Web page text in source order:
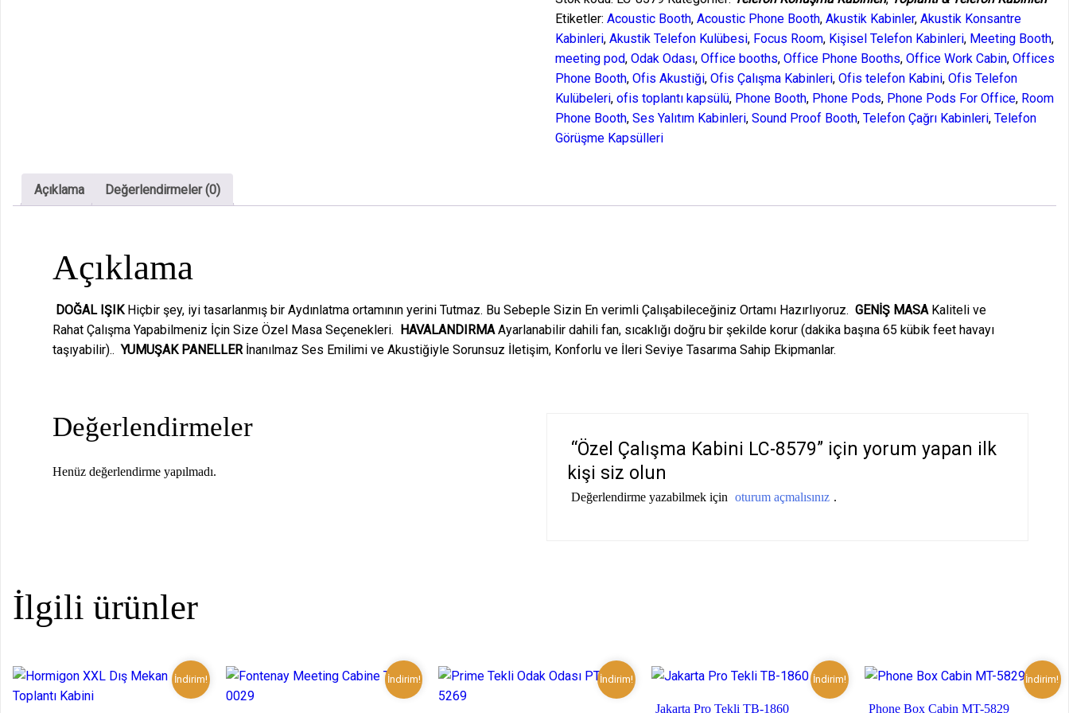
LC-
8579
adet
Etiketler:Acoustic Booth,Acoustic Phone Booth,Akustik Kabinler,Akustik Konsantre
Kabinleri,Akustik Telefon Kulübesi, Focus Room, Kişisel Telefon Kabinleri, Meeting Booth,
meeting pod,Odak Odası,Office booths,Office Phone Booths,Office Work Cabin,Offices
Phone Booth,Ofis Akustiği,Ofis Çalışma Kabinleri,Ofis telefon Kabini,Ofis Telefon
Kulübeleri,ofis toplantı kapsülü, Phone Booth, Phone Pods, Phone Pods For Office, Room
Phone Booth,Ses Yalıtım Kabinleri,Sound Proof Booth,Telefon Çağrı Kabinleri,Telefon
Görüşme Kapsülleri
Açıklama Değerlendirmeler (0)
Açıklama
DOĞAL IŞIKHiçbir şey, iyi tasarlanmış bir Aydınlatma ortamının yerini Tutmaz. Bu Sebeple Sizin En verimli Çalışabileceğiniz Ortamı Hazırlıyoruz. GENİŞ MASAKaliteli ve
Rahat Çalışma Yapabilmeniz İçin Size Özel Masa Seçenekleri. HAVALANDIRMAAyarlanabilir dahili fan, sıcaklığı doğru bir şekilde korur (dakika başına 65 kübik feet havayı
taşıyabilir).. YUMUŞAK PANELLERİnanılmaz Ses Emilimi ve Akustiğiyle Sorunsuz İletişim, Konforlu ve İleri Seviye Tasarıma Sahip Ekipmanlar.
Değerlendirmeler
Henüz değerlendirme yapılmadı.
“Özel Çalışma Kabini LC-8579” için yorum yapan ilk
kişi siz olun
Değerlendirme yazabilmek için oturum açmalısınız .
İlgili ürünler
İndirim! İndirim! İndirim! İndirim!
Jakarta Pro Tekli TB-1860
İndirim!
Phone Box Cabin MT-5829